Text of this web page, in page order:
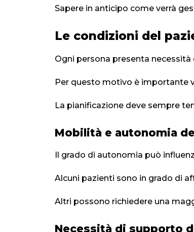
Sapere in anticipo come verrà
Le condizioni del
Ogni persona presenta necessità
Per questo motivo è importante
La pianificazione deve sempre
Mobilità e autonomia
Il grado di autonomia può
Alcuni pazienti sono in grado di
Altri possono richiedere una
Necessità di supporto